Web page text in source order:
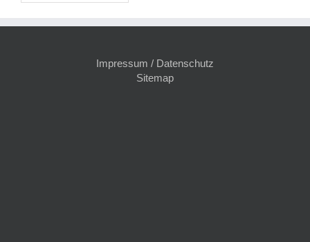
Impressum / Datenschutz
Sitemap